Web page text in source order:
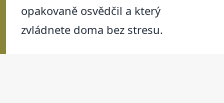
opakovaně osvědčil a který
zvládnete doma bez stresu.